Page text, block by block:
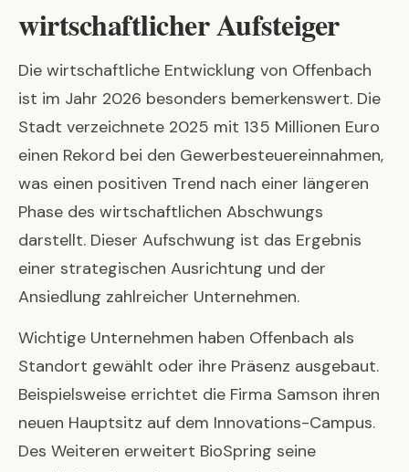
wirtschaftlicher Aufsteiger
Die wirtschaftliche Entwicklung von Offenbach
ist im Jahr 2026 besonders bemerkenswert. Die
Stadt verzeichnete 2025 mit 135 Millionen Euro
einen Rekord bei den Gewerbesteuereinnahmen,
was einen positiven Trend nach einer längeren
Phase des wirtschaftlichen Abschwungs
darstellt. Dieser Aufschwung ist das Ergebnis
einer strategischen Ausrichtung und der
Ansiedlung zahlreicher Unternehmen.
Wichtige Unternehmen haben Offenbach als
Standort gewählt oder ihre Präsenz ausgebaut.
Beispielsweise errichtet die Firma Samson ihren
neuen Hauptsitz auf dem Innovations-Campus.
Des Weiteren erweitert BioSpring seine